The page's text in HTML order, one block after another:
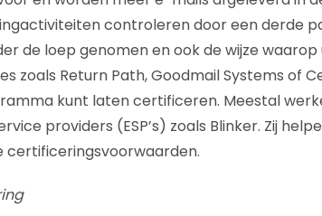
controleren door een derde
de loep genomen en ook de wijze
zoals Return Path, Goodmail Systems of
kunt laten certificeren. Meestal
providers (ESP’s) zoals Blinker. Zij
certificeringsvoorwaarden.